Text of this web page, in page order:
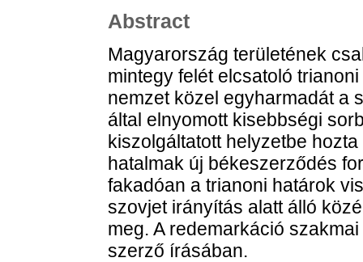
Abstract
Magyarország területének
mintegy felét elcsatoló
nemzet közel egyharmadát a
által elnyomott kisebbségi
kiszolgáltatott helyzetbe
hatalmak új békeszerződés
fakadóan a trianoni határok
szovjet irányítás alatt álló
meg. A redemarkáció
szerző írásában.